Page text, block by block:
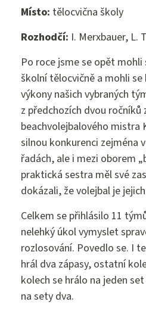
Maturitní zkouška ›
Praktická sestra
Zdravotnické lyceum
Nutriční asistent
Kosmetické služby
Masér ve zdravotnictví
Přijímací zkoušky ›
Absolutoria ›
Praxe ›
Nostrifikační zkoušky ›
Školné ›
Diplomovaný nutriční
Diplomovaná
Diplomovaná dětská
Instagram
Bakaláři
Jídelníček
244 105 001
Místo: tělocvična školy
Rozhodčí: I. Merxbauer, L.
Po roce jsme se opět
školní tělocvičně a mohli
výkony našich vybraných
z předchozích dvou ročníků
beachvolejbalového mistra
silnou konkurenci zejména
řadách, ale i mezi oborem
praktická sestra měl své
dokázali, že volejbal je
Celkem se přihlásilo 11
nelehký úkol vymyslet
rozlosování. Povedlo se. I
hrál dva zápasy, ostatní
kolech se hrálo na jeden
na sety dva.